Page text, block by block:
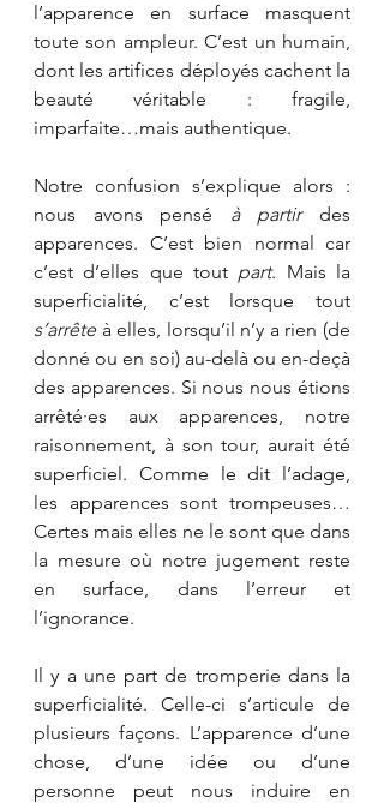
l’apparence en surface masquent
toute son ampleur. C’est un humain,
dont les artifices déployés cachent la
beauté véritable : fragile,
imparfaite…mais authentique.
Notre confusion s’explique alors :
nous avons pensé à partir des
apparences. C’est bien normal car
c’est d’elles que tout part. Mais la
s’arrête à elles, lorsqu’il n’y a rien (de
donné ou en soi) au-delà ou en-deçà
des apparences. Si nous nous étions
arrêté·es aux apparences, notre
raisonnement, à son tour, aurait été
superficiel. Comme le dit l’adage,
les apparences sont trompeuses…
Certes mais elles ne le sont que dans
la mesure où notre jugement reste
en surface, dans l’erreur et
l’ignorance.
Il y a une part de tromperie dans la
superficialité. Celle-ci s’articule de
plusieurs façons. L’apparence d’une
chose, d’une idée ou d’une
personne peut nous induire en